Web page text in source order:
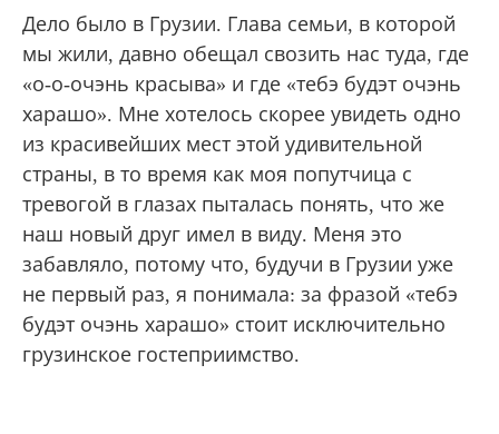
Дело было в Грузии. Глава семьи, в которой
мы жили, давно обещал свозить нас туда, где
«о-о-очэнь красыва» и где «тебэ будэт очэнь
харашо». Мне хотелось скорее увидеть одно
из красивейших мест этой удивительной
страны, в то время как моя попутчица с
тревогой в глазах пыталась понять, что же
наш новый друг имел в виду. Меня это
забавляло, потому что, будучи в Грузии уже
не первый раз, я понимала: за фразой «тебэ
будэт очэнь харашо» стоит исключительно
грузинское гостеприимство.